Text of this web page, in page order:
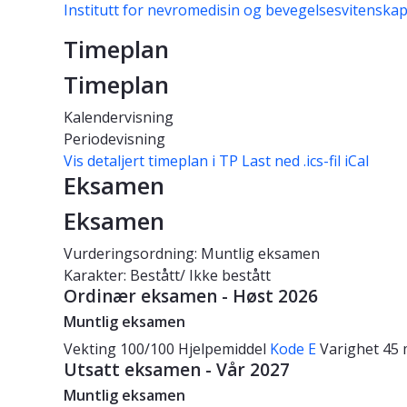
Institutt for nevromedisin og bevegelsesvitenskap
Timeplan
Timeplan
Kalendervisning
Periodevisning
Vis detaljert timeplan i TP Last ned .ics-fil iCal
Eksamen
Eksamen
Vurderingsordning: Muntlig eksamen
Karakter: Bestått/ Ikke bestått
Ordinær eksamen - Høst 2026
Muntlig eksamen
Vekting 100/100 Hjelpemiddel Kode EVarighet 45
Utsatt eksamen - Vår 2027
Muntlig eksamen